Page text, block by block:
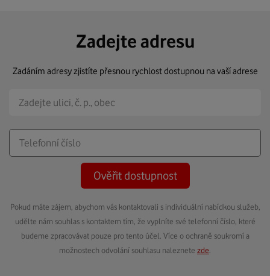
Zadejte adresu
Zadáním adresy zjistíte přesnou rychlost dostupnou na vaší adrese
Ověřit dostupnost
Pokud máte zájem, abychom vás kontaktovali s individuální nabídkou služeb,
udělte nám souhlas s kontaktem tím, že vyplníte své telefonní číslo, které
budeme zpracovávat pouze pro tento účel. Více o ochraně soukromí a
možnostech odvolání souhlasu naleznete zde